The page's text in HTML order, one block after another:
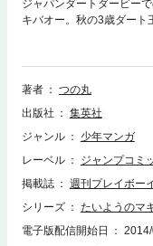
ジャパンダートダービー
キバオー。秋の3歳ダート
九州でのトライアルレー
し、臨んだ九州の荒炎賞
著者
つの丸
出版社
集英社
ジャンル
少年マンガ
レーベル
ジャンプコミ
掲載誌
週刊プレイボー
シリーズ
たいようのマ
電子版配信開始日